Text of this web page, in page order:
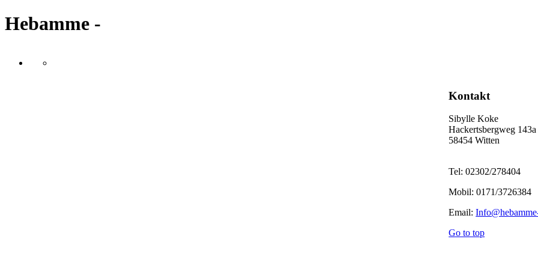
Hebamme -
Kontakt
Sibylle Koke
Hackertsbergweg 143a
58454 Witten
Tel: 02302/278404
Mobil: 0171/3726384
Email:
Go to top